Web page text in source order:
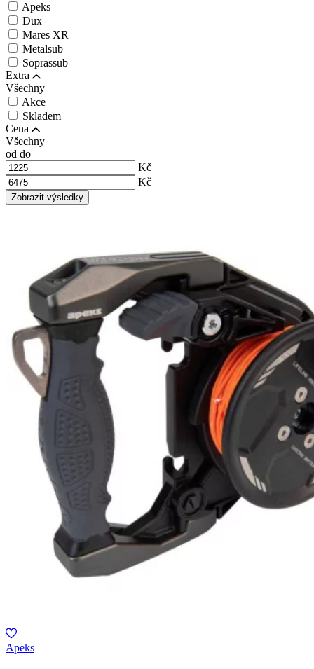
Apeks
Dux
Mares XR
Metalsub
Soprassub
Extra
Všechny
Akce
Skladem
Cena
Všechny
od do
Kč
Kč
Apeks